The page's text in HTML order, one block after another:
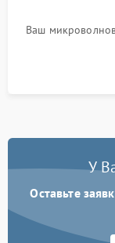
Ваш
У
Оставьте